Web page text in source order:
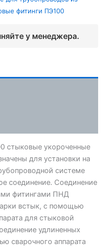
фитинги ПЭ100
у менеджера.
стыковые укороченные
для установки на
системе
соединение. Соединение
фитингами ПНД
встык, с помощью
для стыковой
удлиненных
сварочного аппарата